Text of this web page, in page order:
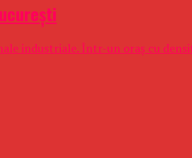
industriale. Într-un oraș cu